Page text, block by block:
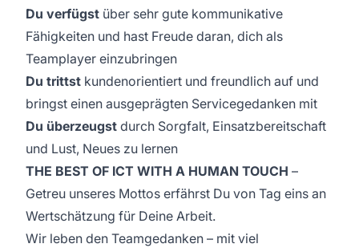
Du verfügst über sehr gute kommunikative
Fähigkeiten und hast Freude daran, dich als
Teamplayer einzubringen
Du trittst kundenorientiert und freundlich auf und
bringst einen ausgeprägten Servicegedanken mit
Du überzeugst durch Sorgfalt, Einsatzbereitschaft
und Lust, Neues zu lernen
THE BEST OF ICT WITH A HUMAN TOUCH –
Getreu unseres Mottos erfährst Du von Tag eins an
Wertschätzung für Deine Arbeit.
Wir leben den Teamgedanken – mit viel